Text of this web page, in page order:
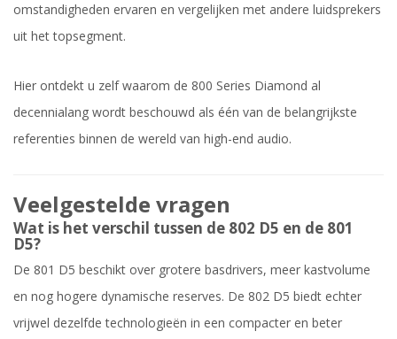
omstandigheden ervaren en vergelijken met andere luidsprekers
uit het topsegment.
Hier ontdekt u zelf waarom de 800 Series Diamond al
decennialang wordt beschouwd als één van de belangrijkste
referenties binnen de wereld van high-end audio.
Veelgestelde vragen
Wat is het verschil tussen de 802 D5 en de 801
D5?
De 801 D5 beschikt over grotere basdrivers, meer kastvolume
en nog hogere dynamische reserves. De 802 D5 biedt echter
vrijwel dezelfde technologieën in een compacter en beter